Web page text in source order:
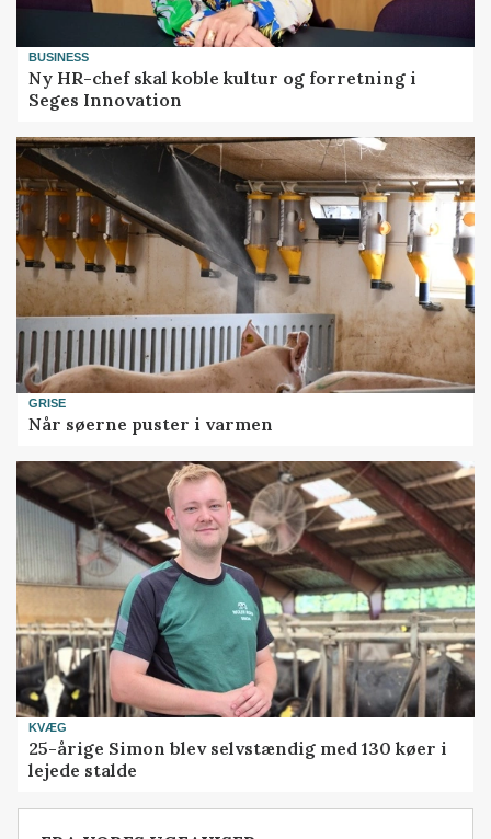
BUSINESS
Ny HR-chef skal koble kultur og forretning i
Seges Innovation
GRISE
Når søerne puster i varmen
KVÆG
25-årige Simon blev selvstændig med 130 køer i
lejede stalde